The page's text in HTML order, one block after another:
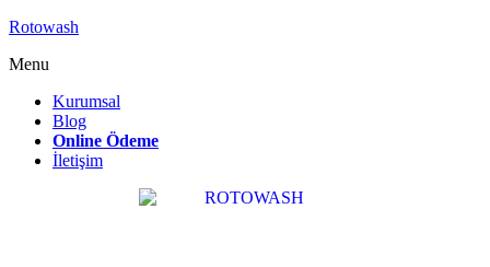
Rotowash
Menu
Kurumsal
Blog
Online Ödeme
İletişim